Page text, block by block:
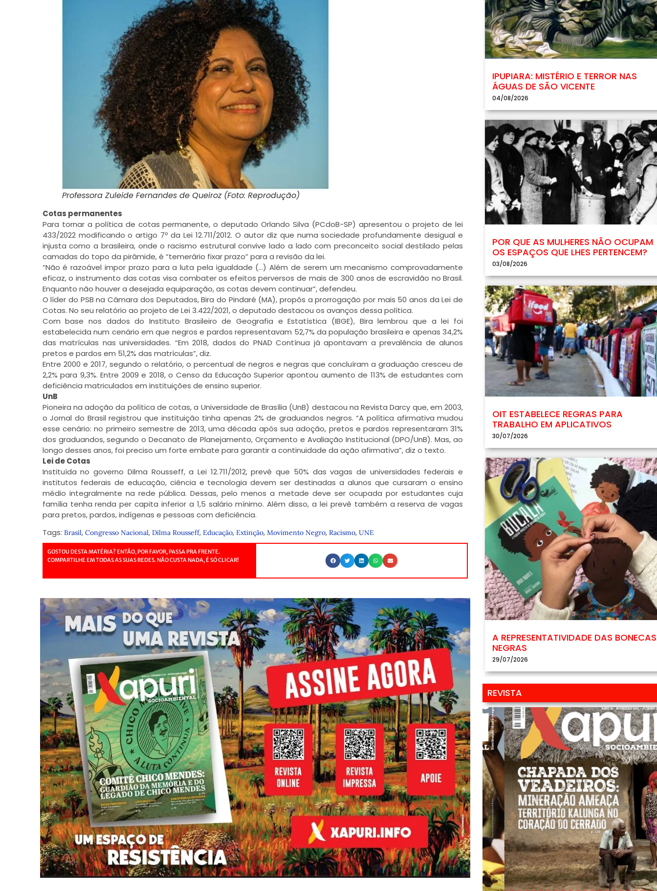
Professora Zuleide Fernandes de Queiroz (Foto: Reprodução)
Cotas permanentes
Para tornar a política de cotas permanente, o deputado Orlando Silva (PCdoB-SP) apresentou o projeto de lei
433/2022 modificando o artigo 7º da Lei 12.711/2012. O autor diz que numa sociedade profundamente desigual e
injusta como a brasileira, onde o racismo estrutural convive lado a lado com preconceito social destilado pelas
camadas do topo da pirâmide, é “temerário fixar prazo” para a revisão da lei.
“Não é razoável impor prazo para a luta pela igualdade (…) Além de serem um mecanismo comprovadamente
eficaz, o instrumento das cotas visa combater os efeitos perversos de mais de 300 anos de escravidão no Brasil.
Enquanto não houver a desejada equiparação, as cotas devem continuar”, defendeu.
O líder do PSB na Câmara dos Deputados, Bira do Pindaré (MA), propôs a prorrogação por mais 50 anos da Lei de
Cotas. No seu relatório ao projeto de Lei 3.422/2021, o deputado destacou os avanços dessa política.
Com base nos dados do Instituto Brasileiro de Geografia e Estatística (IBGE), Bira lembrou que a lei foi
estabelecida num cenário em que negros e pardos representavam 52,7% da população brasileira e apenas 34,2%
das matrículas nas universidades. “Em 2018, dados do PNAD Contínua já apontavam a prevalência de alunos
pretos e pardos em 51,2% das matrículas”, diz.
Entre 2000 e 2017, segundo o relatório, o percentual de negros e negras que concluíram a graduação cresceu de
2,2% para 9,3%. Entre 2009 e 2018, o Censo da Educação Superior apontou aumento de 113% de estudantes com
deficiência matriculados em instituições de ensino superior.
UnB
Pioneira na adoção da política de cotas, a Universidade de Brasília (UnB) destacou na Revista Darcy que, em 2003,
o Jornal do Brasil registrou que instituição tinha apenas 2% de graduandos negros. “A política afirmativa mudou
esse cenário: no primeiro semestre de 2013, uma década após sua adoção, pretos e pardos representaram 31%
dos graduandos, segundo o Decanato de Planejamento, Orçamento e Avaliação Institucional (DPO/UnB). Mas, ao
longo desses anos, foi preciso um forte embate para garantir a continuidade da ação afirmativa”, diz o texto.
Lei de Cotas
Instituída no governo Dilma Rousseff, a Lei 12.711/2012, prevê que 50% das vagas de universidades federais e
institutos federais de educação, ciência e tecnologia devem ser destinadas a alunos que cursaram o ensino
médio integralmente na rede pública. Dessas, pelo menos a metade deve ser ocupada por estudantes cuja
família tenha renda per capita inferior a 1,5 salário mínimo. Além disso, a lei prevê também a reserva de vagas
para pretos, pardos, indígenas e pessoas com deficiência.
Tags: Brasil, Congresso Nacional, Dilma Rousseff, Educação, Extinção, Movimento Negro, Racismo, UNE
GOSTOU DESTA MATÉRIA? ENTÃO, POR FAVOR, PASSA PRA FRENTE.
COMPARTILHE EM TODAS AS SUAS REDES. NÃO CUSTA NADA, É SÓ CLICAR!
IPUPIARA: MISTÉRIO E TERROR NAS
ÁGUAS DE SÃO VICENTE
04/08/2026
POR QUE AS MULHERES NÃO OCUPAM
OS ESPAÇOS QUE LHES PERTENCEM?
03/08/2026
OIT ESTABELECE REGRAS PARA
TRABALHO EM APLICATIVOS
30/07/2026
A REPRESENTATIVIDADE DAS BONECAS
NEGRAS
29/07/2026
REVISTA